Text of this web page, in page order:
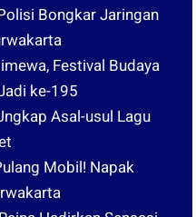
Bongkar Jaringan
Festival Budaya
ke-195
Asal-usul Lagu
Mobil! Napak